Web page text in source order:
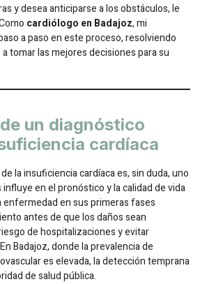
y desea anticiparse a los obstáculos, le
cardiólogo en Badajoz, mi
a paso en este proceso, resolviendo
tomar las mejores decisiones para su
un diagnóstico
cardíaca
de la insuficiencia cardíaca es, sin duda, uno
en el pronóstico y la calidad de vida
enfermedad en sus primeras fases
antes de que los daños sean
de hospitalizaciones y evitar
Badajoz, donde la prevalencia de
es elevada, la detección temprana
de salud pública.